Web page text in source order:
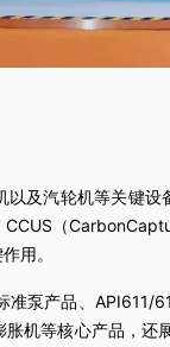
及汽轮机等关键
（
用。
泵产品、API611/
机等核心产品，